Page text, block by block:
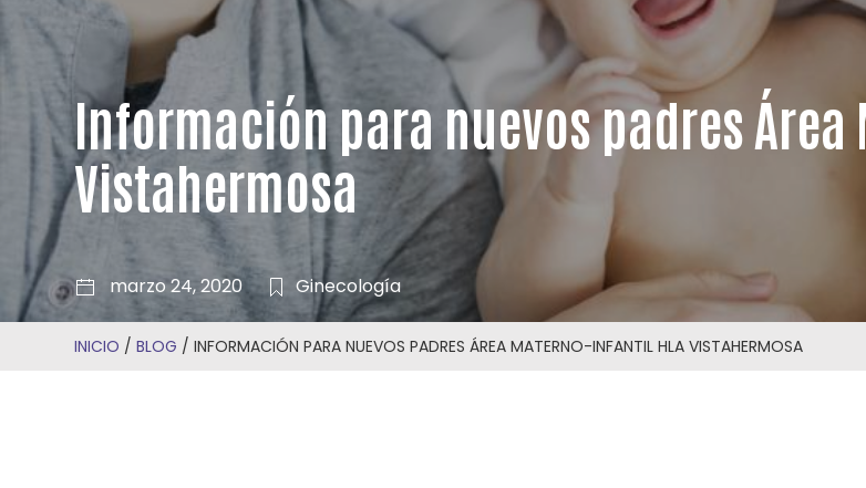
Información para nuevos padres
Vistahermosa
marzo 24, 2020 Ginecología
INICIO /BLOG /INFORMACIÓN PARA NUEVOS PADRES ÁREA MATERNO-INFANTIL HLA VISTAHERMOSA